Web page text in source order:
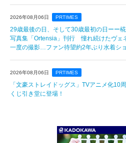
2026年08月06日 PRTIMES
29歳最後の日、そして30歳最初の日ーー
写真集「Ortensia」刊行 憧れ続けたヴェ
一度の撮影…ファン待望約2年ぶり水着シ
2026年08月06日 PRTIMES
「文豪ストレイドッグス」TVアニメ化10
くじ引き堂に登場！